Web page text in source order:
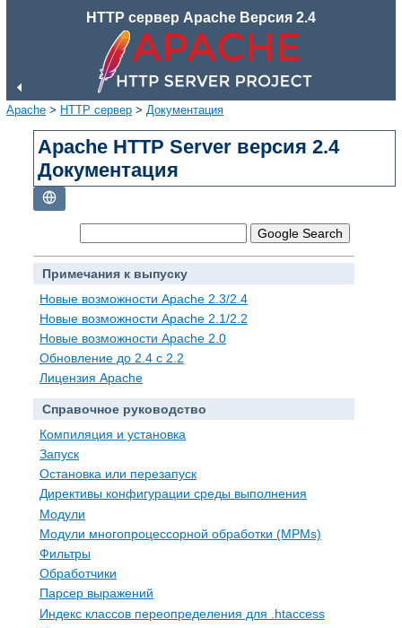
HTTP сервер Apache Версия 2.4
Apache > HTTP сервер > Документация
Apache HTTP Server версия 2.4
Документация
Примечания к выпуску
Новые возможности Apache 2.3/2.4
Новые возможности Apache 2.1/2.2
Новые возможности Apache 2.0
Обновление до 2.4 с 2.2
Лицензия Apache
Справочное руководство
Компиляция и установка
Запуск
Остановка или перезапуск
Директивы конфигурации среды выполнения
Модули
Модули многопроцессорной обработки (MPMs)
Фильтры
Обработчики
Парсер выражений
Индекс классов переопределения для .htaccess